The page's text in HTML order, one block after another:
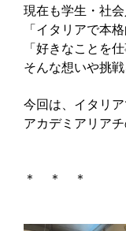
現在も学生・社
「イタリアで本
「好きなことを
そんな想いや挑
今回は、イタリ
アカデミアリア
＊ ＊ ＊